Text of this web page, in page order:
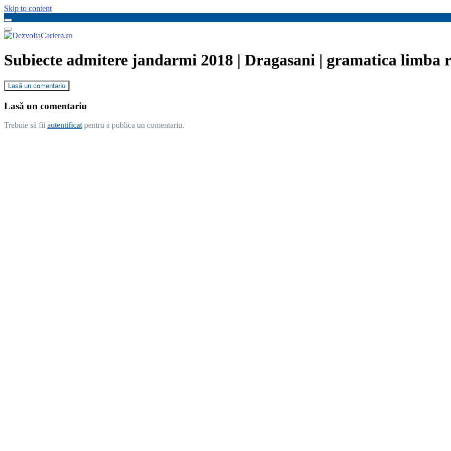
Skip to content
Subiecte admitere jandarmi 2018 | Dragasani | gramatica limba
Lasă un comentariu
Lasă un comentariu
Trebuie să fii autentificat pentru a publica un comentariu.